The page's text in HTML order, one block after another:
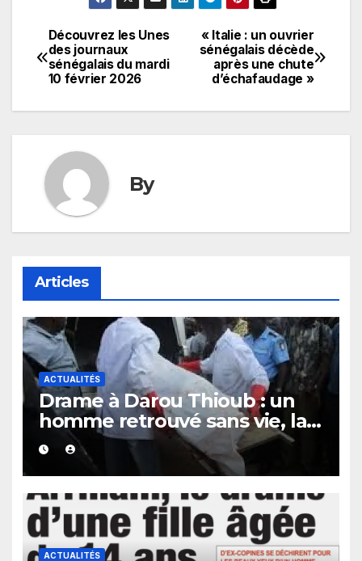
Navigation
de
l’article
« Italie : un ouvrier
sénégalais décède
après une chute
d’échafaudage »
Découvrez les Unes
des journaux
sénégalais du mardi
10 février 2026
By
Articles
ACTUALITÉS
Drame à Darou Thioub : un
homme retrouvé sans vie, la
présence de traces de sang
alimente les premières
investigations.
ACTUALITÉS